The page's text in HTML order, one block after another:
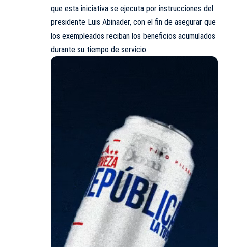
que esta iniciativa se ejecuta por instrucciones del
presidente Luis Abinader, con el fin de asegurar que
los exempleados reciban los beneficios acumulados
durante su tiempo de servicio.